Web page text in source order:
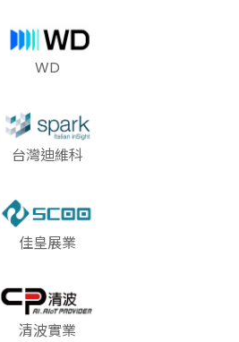
WD
台灣迪維科
佳皇展業
清波實業